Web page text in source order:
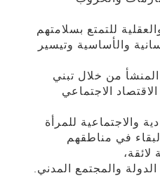
للتمتع بسلامتهم
والأساسية وتيسير
من خلال تبني
الاجتماعي
والاجتماعية للمرأة
في مناطقهم
والمجتمع المدني.